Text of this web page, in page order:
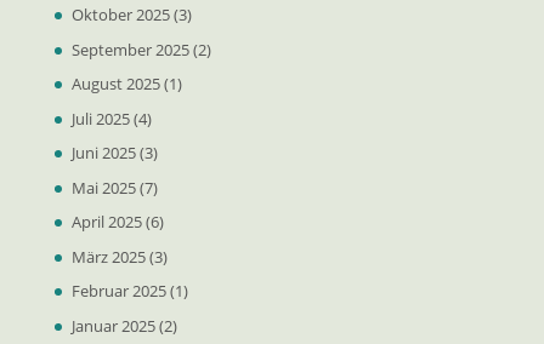
Oktober 2025(3)
September 2025(2)
August 2025(1)
Juli 2025(4)
Juni 2025(3)
Mai 2025(7)
April 2025(6)
März 2025(3)
Februar 2025(1)
Januar 2025(2)